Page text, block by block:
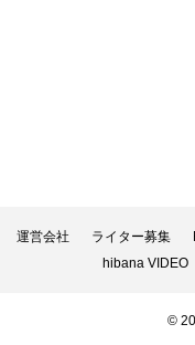
運営会社 ライター募集
hibana VIDEO
©